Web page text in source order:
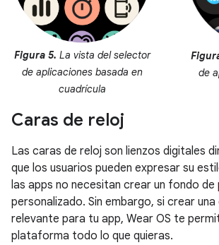
Figura 5. La vista del selector
de aplicaciones basada en
cuadrícula
de
Caras de reloj
Las caras de reloj son lienzos digitales
que los usuarios pueden expresar su
las apps no necesitan crear un fondo de
personalizado. Sin embargo, si crear
relevante para tu app, Wear OS te
plataforma todo lo que quieras.